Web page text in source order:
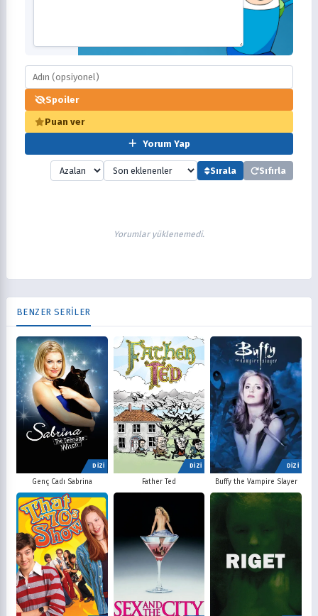
Spoiler
Puan ver
Yorum Yap
Sırala Sıfırla
Yorumlar yüklenemedi.
BENZER SERİLER
DİZİ
Genç Cadı Sabrina
DİZİ
Father Ted
DİZİ
Buffy the Vampire Slayer